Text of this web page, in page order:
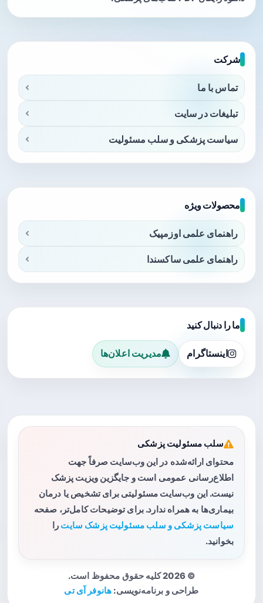
شرکت
تماس با ما
تبلیغات در سایت
سیاست پزشکی و سلب مسئولیت
محصولات ویژه
راهنمای علمی اوزمپیک
راهنمای علمی ساکسندا
ما را دنبال کنید
اینستاگرام مدیریت اعلان‌ها
سلب مسئولیت پزشکی
محتوای ارائه‌شده در این وب‌سایت صرفاً جهت
اطلاع‌رسانی عمومی است و جایگزین ویزیت پزشک
نیست. این وب‌سایت مسئولیتی برای تشخیص یا درمان
بیماری‌ها به همراه ندارد. برای توضیحات کامل‌تر، صفحه
سیاست پزشکی و سلب مسئولیت پزشک سایت را
بخوانید.
© 2026 کلیه حقوق محفوظ است.
طراحی و برنامه‌نویسی: هانوفر آی تی